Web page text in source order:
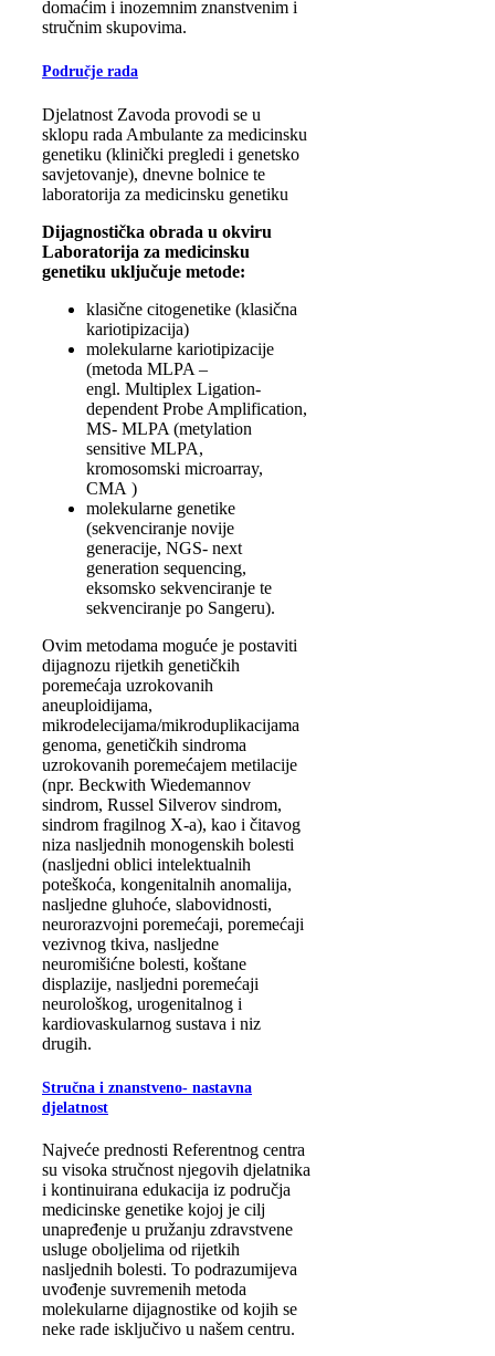
domaćim i inozemnim znanstvenim i
stručnim skupovima.
Područje rada
Djelatnost Zavoda provodi se u
sklopu rada Ambulante za medicinsku
genetiku (klinički pregledi i genetsko
savjetovanje), dnevne bolnice te
laboratorija za medicinsku genetiku
Dijagnostička obrada u okviru
Laboratorija za medicinsku
genetiku uključuje metode:
klasične citogenetike (klasična
kariotipizacija)
molekularne kariotipizacije
(metoda MLPA –
engl. Multiplex Ligation-
dependent Probe Amplification,
MS- MLPA (metylation
sensitive MLPA,
kromosomski microarray,
CMA )
molekularne genetike
(sekvenciranje novije
generacije, NGS- next
generation sequencing,
eksomsko sekvenciranje te
sekvenciranje po Sangeru).
Ovim metodama moguće je postaviti
dijagnozu rijetkih genetičkih
poremećaja uzrokovanih
aneuploidijama,
mikrodelecijama/mikroduplikacijama
genoma, genetičkih sindroma
uzrokovanih poremećajem metilacije
(npr. Beckwith Wiedemannov
sindrom, Russel Silverov sindrom,
sindrom fragilnog X-a), kao i čitavog
niza nasljednih monogenskih bolesti
(nasljedni oblici intelektualnih
poteškoća, kongenitalnih anomalija,
nasljedne gluhoće, slabovidnosti,
neurorazvojni poremećaji, poremećaji
vezivnog tkiva, nasljedne
neuromišićne bolesti, koštane
displazije, nasljedni poremećaji
neurološkog, urogenitalnog i
kardiovaskularnog sustava i niz
drugih.
Stručna i znanstveno- nastavna
djelatnost
Najveće prednosti Referentnog centra
su visoka stručnost njegovih djelatnika
i kontinuirana edukacija iz područja
medicinske genetike kojoj je cilj
unapređenje u pružanju zdravstvene
usluge oboljelima od rijetkih
nasljednih bolesti. To podrazumijeva
uvođenje suvremenih metoda
molekularne dijagnostike od kojih se
neke rade isključivo u našem centru.